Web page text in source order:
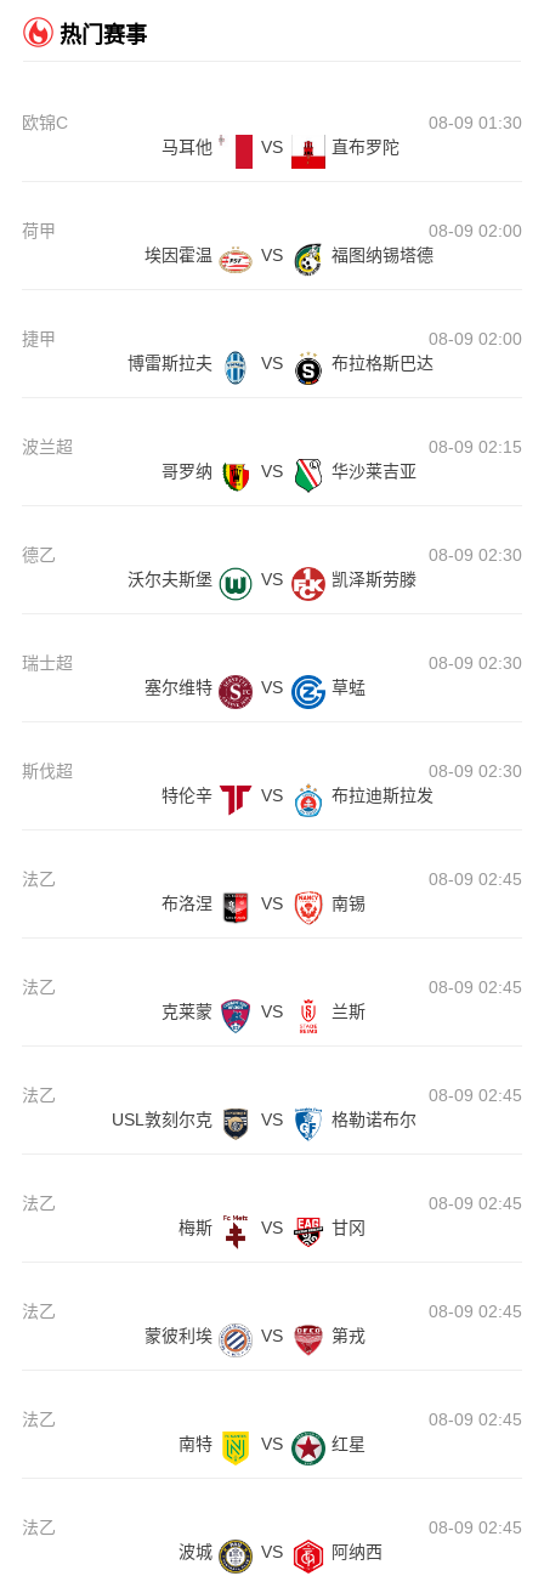
热门赛事
欧锦C
08-09 01:30
马耳他
VS 直布罗陀
荷甲
08-09 02:00
埃因霍温
VS 福图纳锡塔德
捷甲
08-09 02:00
博雷斯拉夫
VS 布拉格斯巴达
波兰超
08-09 02:15
哥罗纳
VS 华沙莱吉亚
德乙
08-09 02:30
沃尔夫斯堡
VS 凯泽斯劳滕
瑞士超
08-09 02:30
塞尔维特
VS 草蜢
斯伐超
08-09 02:30
特伦辛
VS 布拉迪斯拉发
法乙
08-09 02:45
布洛涅
VS 南锡
法乙
08-09 02:45
克莱蒙
VS 兰斯
法乙
08-09 02:45
USL敦刻尔克
VS 格勒诺布尔
法乙
08-09 02:45
梅斯
VS 甘冈
法乙
08-09 02:45
蒙彼利埃
VS 第戎
法乙
08-09 02:45
南特
VS 红星
法乙
08-09 02:45
波城
VS 阿纳西